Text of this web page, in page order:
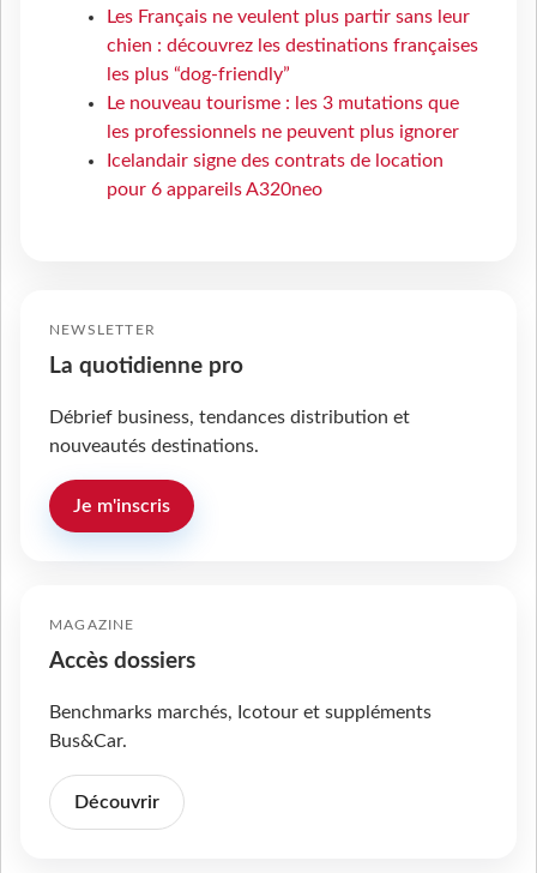
Les Français ne veulent plus partir sans leur
chien : découvrez les destinations françaises
les plus “dog-friendly”
Le nouveau tourisme : les 3 mutations que
les professionnels ne peuvent plus ignorer
Icelandair signe des contrats de location
pour 6 appareils A320neo
NEWSLETTER
La quotidienne pro
Débrief business, tendances distribution et
nouveautés destinations.
Je m'inscris
MAGAZINE
Accès dossiers
Benchmarks marchés, Icotour et suppléments
Bus&Car.
Découvrir